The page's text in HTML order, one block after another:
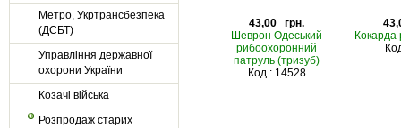
Метро, Укртрансбезпека
(ДСБТ)
Управління державної
охорони України
Козачі війська
Розпродаж старих
43,00 грн.
Шеврон Одеський
рибоохоронний
патруль (тризуб)
Код : 14528
Кокарда